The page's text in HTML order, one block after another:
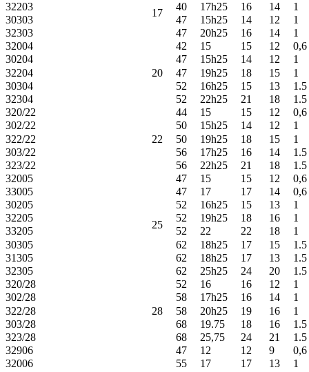
17
32203 40 17h25 16 14
1
30303
47 15h25 14 12
1
32303
47 20h25 16 14
1
32004
20
42 15 15 12
0,6
30204
47 15h25 14 12
1
32204
47 19h25 18 15
1
30304
52 16h25 15 13
1.5
32304
52 22h25 21 18
1.5
320/22
22
44 15 15 12
0,6
302/22
50 15h25 14 12
1
322/22
50 19h25 18 15
1
303/22
56 17h25 16 14
1.5
323/22
56 22h25 21 18
1.5
32005
25
47 15 15 12
0,6
33005
47 17 17 14
0,6
30205
52 16h25 15 13
1
32205
52 19h25 18 16
1
33205
52 22 22 18
1
30305
62 18h25 17 15
1.5
31305
62 18h25 17 13
1.5
32305
62 25h25 24 20
1.5
320/28
28
52 16 16 12
1
302/28
58 17h25 16 14
1
322/28
58 20h25 19 16
1
303/28
68 19.75 18 16
1.5
323/28
68 25,75 24 21
1.5
32906
47 12 12 9
0,6
32006
55 17 17 13
1